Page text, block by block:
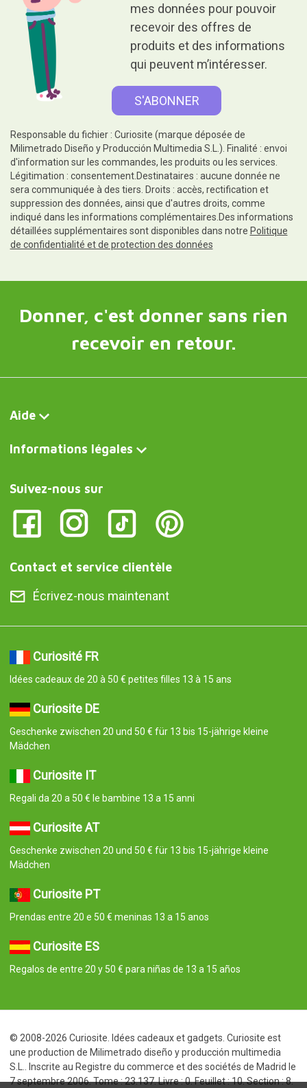
mes données pour pouvoir
recevoir des offres de
produits et des informations
qui peuvent m’intéresser.
Responsable du fichier : Curiosite (marque déposée de
Milimetrado Diseño y Producción Multimedia S.L.). Finalité : envoi
d'information sur les commandes, les produits ou les services.
Légitimation : consentement.Destinataires : aucune donnée ne
sera communiquée à des tiers. Droits : accès, rectification et
suppression des données, ainsi que d'autres droits, comme
indiqué dans les informations complémentaires.Des informations
détaillées supplémentaires sont disponibles dans notre Politique
de confidentialité et de protection des données
Donner, c'est donner sans rien
recevoir en retour.
Aide
Informations légales
Suivez-nous sur
Contact et service clientèle
Écrivez-nous maintenant
Curiosité FR
Idées cadeaux de 20 à 50 € petites filles 13 à 15 ans
Curiosite DE
Geschenke zwischen 20 und 50 € für 13 bis 15-jährige kleine
Mädchen
Curiosite IT
Regali da 20 a 50 € le bambine 13 a 15 anni
Curiosite AT
Geschenke zwischen 20 und 50 € für 13 bis 15-jährige kleine
Mädchen
Curiosite PT
Prendas entre 20 e 50 € meninas 13 a 15 anos
Curiosite ES
Regalos de entre 20 y 50 € para niñas de 13 a 15 años
© 2008-2026 Curiosite. Idées cadeaux et gadgets. Curiosite est
une production de Milimetrado diseño y producción multimedia
S.L.. Inscrite au Registre du commerce et des sociétés de Madrid le
7 septembre 2006. Tome : 23.137. Livre : 0. Feuillet : 10. Section : 8.